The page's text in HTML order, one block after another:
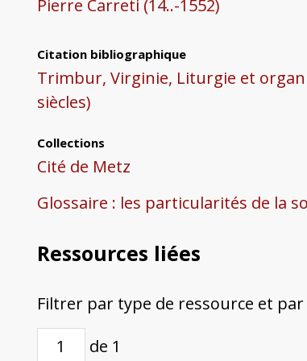
Pierre Carreti (14..-1552)
Citation bibliographique
Trimbur, Virginie, Liturgie et
siècles)
Collections
Cité de Metz
Glossaire : les particularités de la
Ressources liées
Filtrer par type de ressource et
de 1